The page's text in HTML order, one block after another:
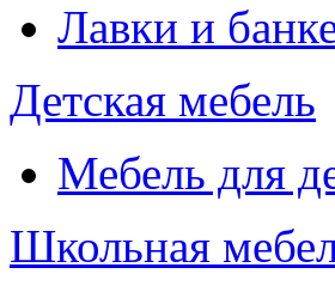
Лавки и
Детская мебель
Мебель для
Школьная